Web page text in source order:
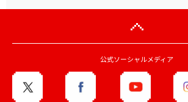
公式ソーシャルメディア